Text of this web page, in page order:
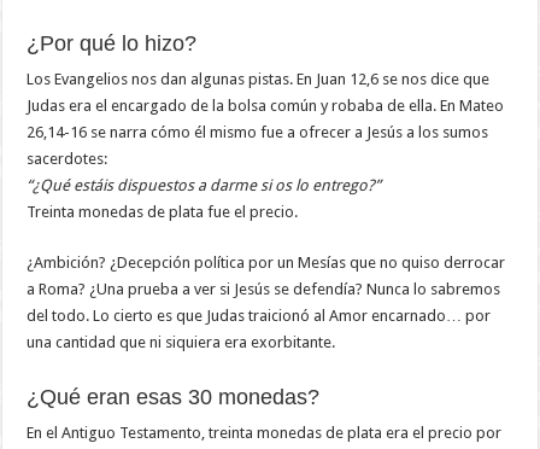
¿Por qué lo hizo?
Los Evangelios nos dan algunas pistas. En Juan 12,6 se nos dice que
Judas era el encargado de la bolsa común y robaba de ella. En Mateo
26,14-16 se narra cómo él mismo fue a ofrecer a Jesús a los sumos
sacerdotes:
“¿Qué estáis dispuestos a darme si os lo entrego?”
Treinta monedas de plata fue el precio.
¿Ambición? ¿Decepción política por un Mesías que no quiso derrocar
a Roma? ¿Una prueba a ver si Jesús se defendía? Nunca lo sabremos
del todo. Lo cierto es que Judas traicionó al Amor encarnado… por
una cantidad que ni siquiera era exorbitante.
¿Qué eran esas 30 monedas?
En el Antiguo Testamento, treinta monedas de plata era el precio por